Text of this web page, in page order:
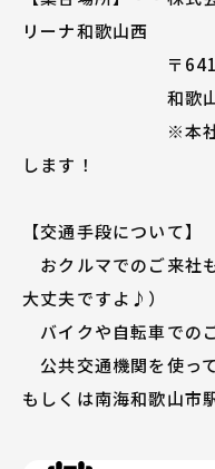
リーナ和歌山西
〒641-
和歌山市
※本社へ集合
します！
【交通手段について】
おクルマでのご来社
大丈夫ですよ♪）
バイクや自転車での
公共交通機関を使っ
もしくは南海和歌山市